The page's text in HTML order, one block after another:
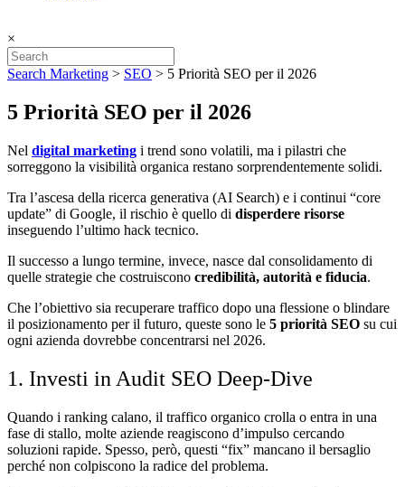
×
Search Marketing > SEO > 5 Priorità SEO per il 2026
5 Priorità SEO per il 2026
Nel digital marketing i trend sono volatili, ma i pilastri che
sorreggono la visibilità organica restano sorprendentemente solidi.
Tra l’ascesa della ricerca generativa (AI Search) e i continui “core
update” di Google, il rischio è quello di disperdere risorse
inseguendo l’ultimo hack tecnico.
Il successo a lungo termine, invece, nasce dal consolidamento di
quelle strategie che costruiscono credibilità, autorità e fiducia.
Che l’obiettivo sia recuperare traffico dopo una flessione o blindare
il posizionamento per il futuro, queste sono le 5 priorità SEO su cui
ogni azienda dovrebbe concentrarsi nel 2026.
1. Investi in Audit SEO Deep-Dive
Quando i ranking calano, il traffico organico crolla o entra in una
fase di stallo, molte aziende reagiscono d’impulso cercando
soluzioni rapide. Spesso, però, questi “fix” mancano il bersaglio
perché non colpiscono la radice del problema.